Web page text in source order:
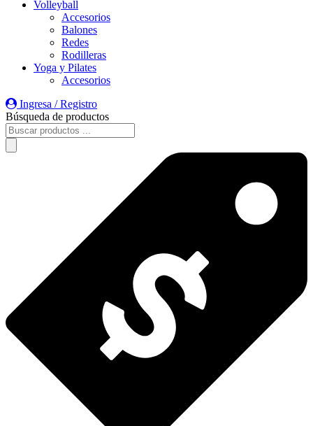
Volleyball
Accesorios
Balones
Redes
Rodilleras
Yoga y Pilates
Accesorios
Ingresa / Registro
Búsqueda de productos